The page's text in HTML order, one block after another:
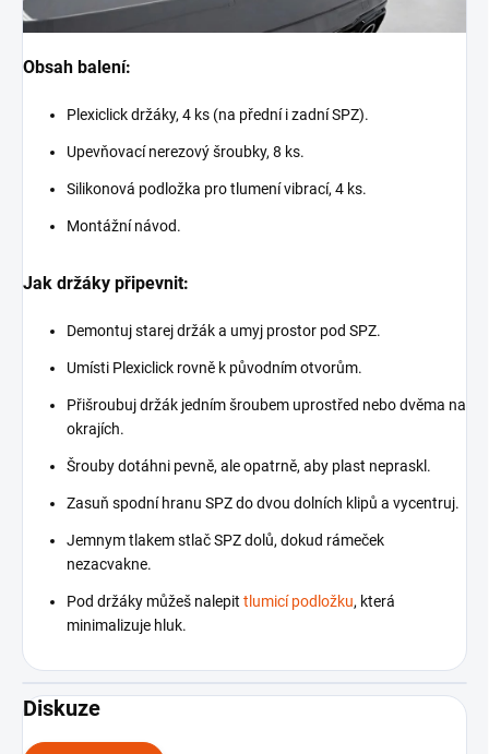
Obsah balení:
Plexiclick držáky, 4 ks (na přední i zadní SPZ).
Upevňovací nerezový šroubky, 8 ks.
Silikonová podložka pro tlumení vibrací, 4 ks.
Montážní návod.
Jak držáky připevnit:
Demontuj starej držák a umyj prostor pod SPZ.
Umísti Plexiclick rovně k původním otvorům.
Přišroubuj držák jedním šroubem uprostřed nebo dvěma na
okrajích.
Šrouby dotáhni pevně, ale opatrně, aby plast nepraskl.
Zasuň spodní hranu SPZ do dvou dolních klipů a vycentruj.
Jemnym tlakem stlač SPZ dolů, dokud rámeček
nezacvakne.
Pod držáky můžeš nalepit tlumicí podložku, která
minimalizuje hluk.
Diskuze